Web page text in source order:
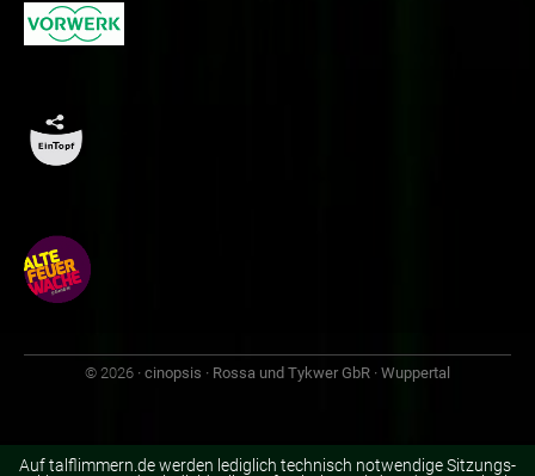
© 2026 · cinopsis · Rossa und Tykwer GbR · Wuppertal
Auf talflimmern.de werden lediglich technisch notwendige Sitzungs-